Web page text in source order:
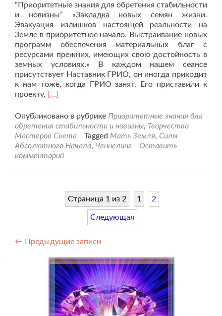
“Приоритетные знания для обретения стабильности
и новизны” «Закладка новых семян жизни.
Эвакуация излишков настоящей реальности на
Земле в приоритетное начало. Выстраивание новых
программ обеспечения материальных благ с
ресурсами прежних, имеющих свою достойность в
земных условиях.» В каждом нашем сеансе
присутствует Наставник ГРИО, он иногда приходит
к нам тоже, когда ГРИО занят. Его приставили к
проекту, Читать
про16-
ый
сеанс
глубинного
преобразования
[…]
Опубликовано в рубрике Приоритетные знания для
обретения стабильности и новизны, Творчество
Мастеров Света
Tagged Мать Земля, Силы
Абсолютного Начала, Ченнелинг
Оставить
комментарий
Страница 1 из 2 1 2
Следующая
Навигация
записям
← Предыдущие записи